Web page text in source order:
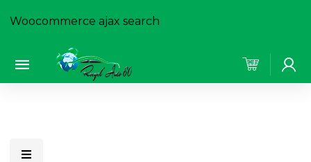
Woocommerce ajax search